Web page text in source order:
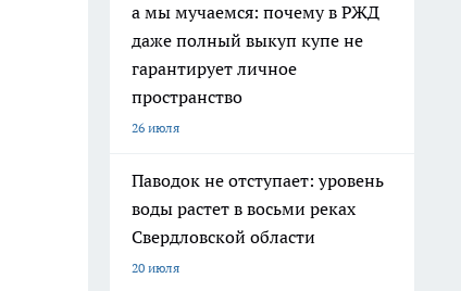
а мы мучаемся: почему в РЖД
даже полный выкуп купе не
гарантирует личное
пространство
26 июля
Паводок не отступает: уровень
воды растет в восьми реках
Свердловской области
20 июля